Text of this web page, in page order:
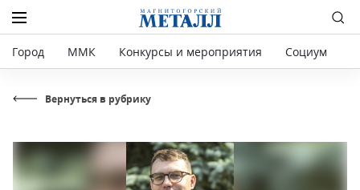
Город ММК Конкурсы и мероприятия Социум
Вернуться в рубрику